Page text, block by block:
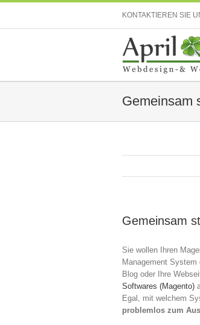
KONTAKTIEREN SIE
Gemeinsam
Gemeinsam
Sie wollen Ihren
Management
Blog oder Ihre
Softwares (Magento)
Egal, mit welchem
problemlos zum